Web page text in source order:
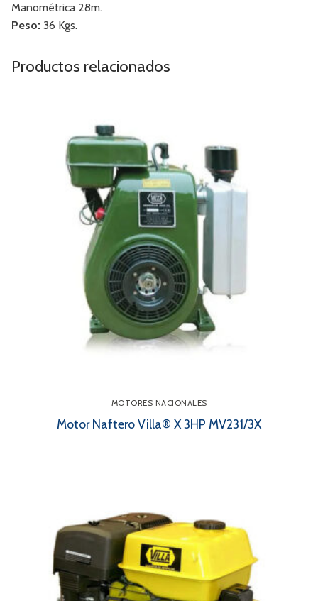
Manométrica 28m.
Peso: 36 Kgs.
Productos relacionados
MOTORES NACIONALES
Motor Naftero Villa® X 3HP MV231/3X